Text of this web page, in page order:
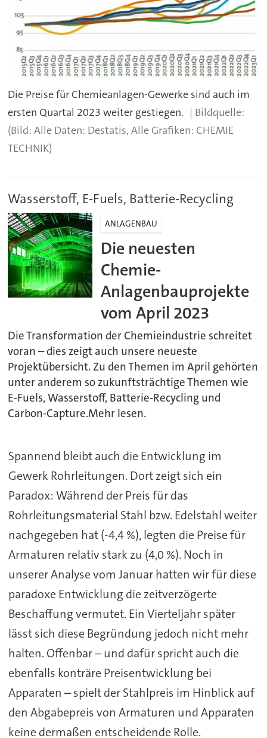
Die Preise für Chemieanlagen-Gewerke sind auch im
ersten Quartal 2023 weiter gestiegen.
(Bild: Alle Daten: Destatis, Alle Grafiken: CHEMIE
TECHNIK)
Wasserstoff, E-Fuels, Batterie-Recycling
ANLAGENBAU
Die neuesten
Chemie-
Anlagenbauprojekte
vom April 2023
Die Transformation der Chemieindustrie schreitet
voran – dies zeigt auch unsere neueste
Projektübersicht. Zu den Themen im April gehörten
unter anderem so zukunftsträchtige Themen wie
E-Fuels, Wasserstoff, Batterie-Recycling und
Carbon-Capture.Mehr lesen.
Spannend bleibt auch die Entwicklung im
Gewerk Rohrleitungen. Dort zeigt sich ein
Paradox: Während der Preis für das
Rohrleitungsmaterial Stahl bzw. Edelstahl weiter
nachgegeben hat (-4,4 %), legten die Preise für
Armaturen relativ stark zu (4,0 %). Noch in
unserer Analyse vom Januar hatten wir für diese
paradoxe Entwicklung die zeitverzögerte
Beschaffung vermutet. Ein Vierteljahr später
lässt sich diese Begründung jedoch nicht mehr
halten. Offenbar – und dafür spricht auch die
ebenfalls konträre Preisentwicklung bei
Apparaten – spielt der Stahlpreis im Hinblick auf
den Abgabepreis von Armaturen und Apparaten
keine dermaßen entscheidende Rolle.